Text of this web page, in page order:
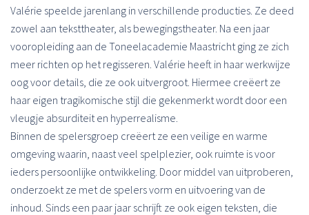
Valérie speelde jarenlang in verschillende producties. Ze deed
zowel aan teksttheater, als bewegingstheater. Na een jaar
vooropleiding aan de Toneelacademie Maastricht ging ze zich
meer richten op het regisseren. Valérie heeft in haar werkwijze
oog voor details, die ze ook uitvergroot. Hiermee creëert ze
haar eigen tragikomische stijl die gekenmerkt wordt door een
vleugje absurditeit en hyperrealisme.
Binnen de spelersgroep creëert ze een veilige en warme
omgeving waarin, naast veel spelplezier, ook ruimte is voor
ieders persoonlijke ontwikkeling. Door middel van uitproberen,
onderzoekt ze met de spelers vorm en uitvoering van de
inhoud. Sinds een paar jaar schrijft ze ook eigen teksten, die